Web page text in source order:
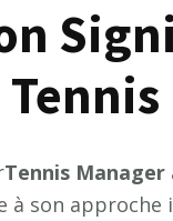
Tennis Manager
son